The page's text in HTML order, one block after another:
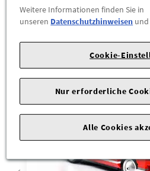
Besonders beliebt bei
Weitere Informationen finden Sie in
unseren Datenschutzhinweisen
Cookie-
Nur erforderliche
Alle Cookies